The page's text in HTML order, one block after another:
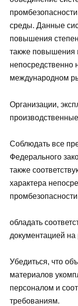
среды. Данные
повышения
также повышения
непосредственно
международном
Организации,
Соблюдать все
Федерального
также
характера
обладать
документацией на
Убедиться, что
материалов
персоналом и
требованиям.